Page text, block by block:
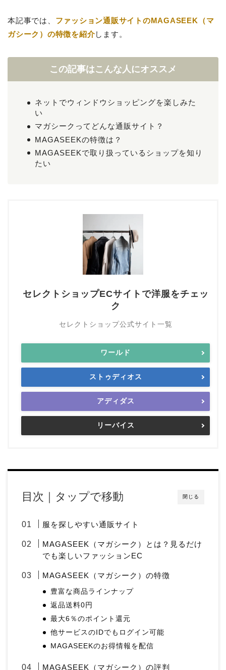
本記事では、 ファッション通販サイトのMAGASEEK（マ
ガシーク）の特徴を紹介します。
この記事はこんな人にオススメ
ネットでウィンドウショッピングを楽しみた
い
マガシークってどんな通販サイト？
MAGASEEKの特徴は？
MAGASEEKで取り扱っているショップを知り
たい
セレクトショップECサイトで洋服をチェッ
ク
セレクトショップ公式サイト一覧
ワールド
ストゥディオス
アディダス
リーバイス
閉じる
目次｜タップで移動
服を探しやすい通販サイト
MAGASEEK（マガシーク）とは？見るだけ
でも楽しいファッションEC
MAGASEEK（マガシーク）の特徴
豊富な商品ラインナップ
返品送料0円
最大6％のポイント還元
他サービスのIDでもログイン可能
MAGASEEKのお得情報を配信
MAGASEEK（マガシーク）の評判